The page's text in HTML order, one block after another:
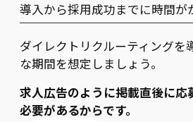
導入から採用成功までに時間が
ダイレクトリクルーティング
な期間を想定しましょう。
求人広告のように掲載直後に
必要があるからです。